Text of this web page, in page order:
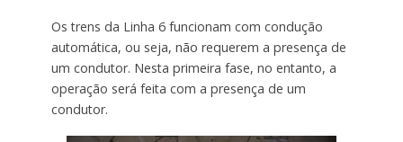
Os trens da Linha 6 funcionam com condução
automática, ou seja, não requerem a presença de
um condutor. Nesta primeira fase, no entanto, a
operação será feita com a presença de um
condutor.